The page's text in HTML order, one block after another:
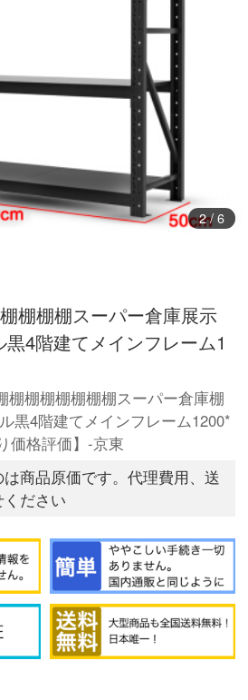
3/ 6
棚棚棚スーパー倉庫展示
4階建てメインフレーム1
棚棚棚棚棚棚棚スーパー倉庫棚
黒4階建てメインフレーム1200*
価格評価】-京東
商品原価です。代理費用、送
ださい